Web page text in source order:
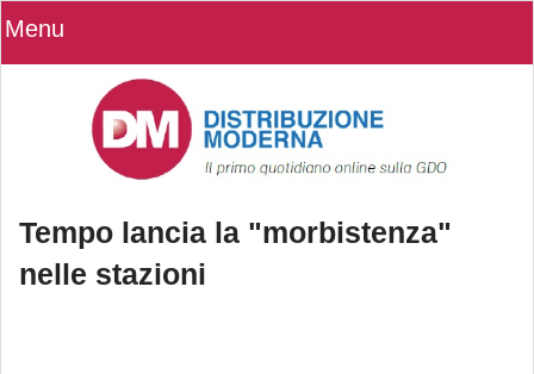
Menu
Tempo lancia la "morbistenza"
nelle stazioni